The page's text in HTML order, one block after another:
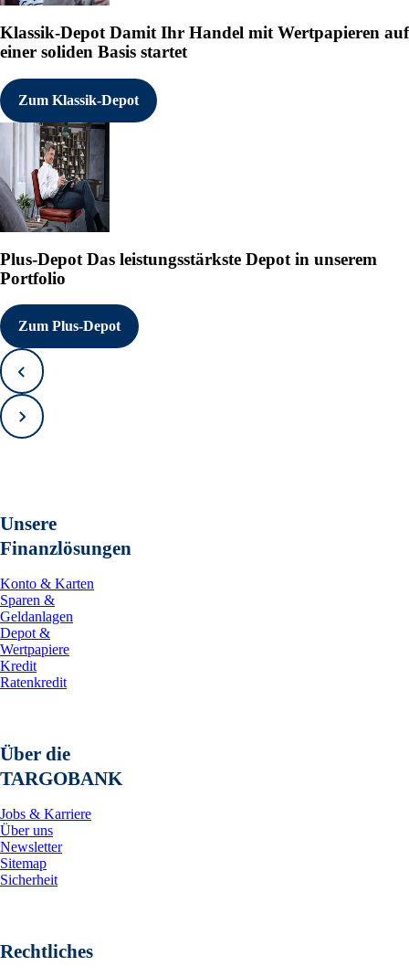
Klassik-Depot Damit Ihr Handel mit Wertpapieren auf
einer soliden Basis startet
Zum Klassik-Depot
Plus-Depot Das leistungsstärkste Depot in unserem
Portfolio
Zum Plus-Depot
Zurück
Vorwärts
Unsere
Finanzlösungen
Konto & Karten
Sparen &
Geldanlagen
Depot &
Wertpapiere
Kredit
Ratenkredit
Über die
TARGOBANK
Jobs & Karriere
Über uns
Newsletter
Sitemap
Sicherheit
Rechtliches